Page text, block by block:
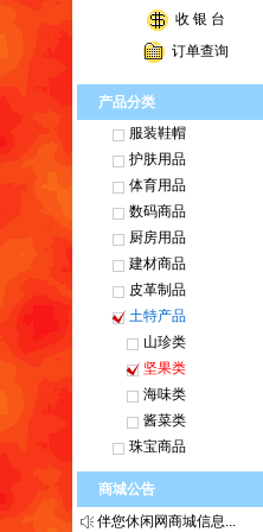
收 银 台
订单查询
产品分类
服装鞋帽
护肤用品
体育用品
数码商品
厨房用品
建材商品
皮革制品
土特产品
山珍类
坚果类
海味类
酱菜类
珠宝商品
商城公告
伴您休闲网商城信息...